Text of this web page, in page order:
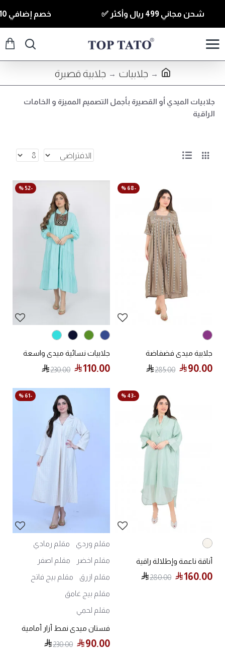
شحن مجاني 499 ريال وأكثر ✅ خصم إضافي 10% للقطع الي قيمتها 350 ريال وأكثر كود ( T10 ) ✅
جلابيات جلابية قصيرة
جلابيات الميدي أو القصيرة بأجمل التصميم المميزة و الخامات
الراقية
-68 %
جلابية ميدي فضفاضة
90.00
285.00
-52 %
جلابيات نسائية ميدي واسعة
110.00
230.00
-43 %
أناقة ناعمة وإطلالة راقية
160.00
280.00
-61 %
مقلم وردي
مقلم رمادي
مقلم اخضر
مقلم اصفر
مقلم ازرق
مقلم بيج فاتح
مقلم بيج غامق
مقلم لحمي
فستان ميدي نمط أزار أمامية
90.00
230.00